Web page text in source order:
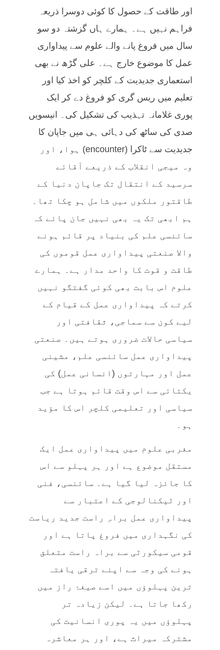
اور طاقت کے حصول کا کوئی دوسرا ذریعہ
فراہم نہیں ہے۔ ہمارے ہاں گزشتہ دو سو
سال میں فروغ پانے والے علوم سے پیداواری
عمل کا موضوع خارج ہے۔ علی گڑھ نے بھی
استعماری جدیدیت کے کلچر کو اخذ کیا اور
تعلیم میں ریس گری کو فروغ دے کر ایک
پوری غلامانہ تہذیب کی تشکیل کی۔ انیسویں
صدی کی ساٹھ کی دہائی ہی میں جاپان کا
جدیدیت سے ٹاکرا (encounter) ہوا، اور
وہ میجی انقلاب کے ذریعے آقائے
سرسید کے انتقال تک جاپان دنیا کے
طاقتور ملکوں میں شامل ہو چکا تھا۔
ہم ابھی تک یہ بھی نہیں جان پائے کہ
سائنسی علم کی بنیاد پر قائم ہونے
والا صنعتی پیداواری عمل قوموں کی
طاقت و قوت کا واحد مدار ہے۔ ہمارے
علوم اس بابت بھی کوئی گفتگو نہیں
کرتے کہ پیداواری عمل کے قیام کے
لیے کون سے سماجی، ثقافتی اور
سیاسی حالات ضروری ہوتے ہیں۔ صنعتی
پیداواری عمل سائنسی علم، مشینی
عمل اور مہارتوں (انسانی عمل) کی
یکتائی سے اس وقت قائم ہوتا ہے جب
سیاسی اور تعلیمی کلچر اس کا مؤید
ہو۔
مغربی علوم میں پیداواری عمل ایک
مستقل موضوع ہے اور ہر پہلو سے اس
کا جائزہ لیا گیا ہے۔ سائنسی، فنی
اور ٹیکنالوجی کے اعتبار سے
پیداواری عمل براہِ راست جدید ریاست
کی نگہداری میں فروغ پاتا ہے اور
قومی سیکورٹی سے براہ راست متعلق
ہونے کی وجہ سے اپنے ترقی یافتہ
ترین پہلوؤں میں اسے صیغۂ راز میں
رکھا جاتا ہے۔ لیکن زیادہ تر
پہلوؤں میں یہ پوری انسانیت کی
مشترکہ میراث ہے، اور ہر معاشرہ